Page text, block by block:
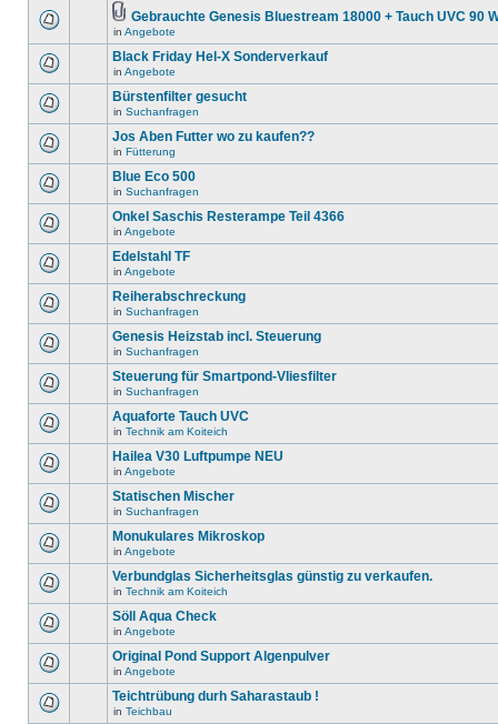
Gebrauchte Genesis Bluestream 18000 + Tauch UVC 90
in Angebote
Black Friday Hel-X Sonderverkauf
in Angebote
Bürstenfilter gesucht
in Suchanfragen
Jos Aben Futter wo zu kaufen??
in Fütterung
Blue Eco 500
in Suchanfragen
Onkel Saschis Resterampe Teil 4366
in Angebote
Edelstahl TF
in Angebote
Reiherabschreckung
in Suchanfragen
Genesis Heizstab incl. Steuerung
in Suchanfragen
Steuerung für Smartpond-Vliesfilter
in Suchanfragen
Aquaforte Tauch UVC
in Technik am Koiteich
Hailea V30 Luftpumpe NEU
in Angebote
Statischen Mischer
in Suchanfragen
Monukulares Mikroskop
in Angebote
Verbundglas Sicherheitsglas günstig zu verkaufen.
in Technik am Koiteich
Söll Aqua Check
in Angebote
Original Pond Support Algenpulver
in Angebote
Teichtrübung durh Saharastaub !
in Teichbau